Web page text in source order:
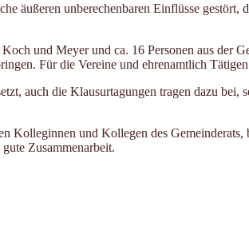
äußeren unberechenbaren Einflüsse
und Meyer und ca. 16 Personen aus der
Für die Vereine und ehrenamtlich
auch die Klausurtagungen tragen dazu
Kolleginnen und Kollegen des
Zusammenarbeit.